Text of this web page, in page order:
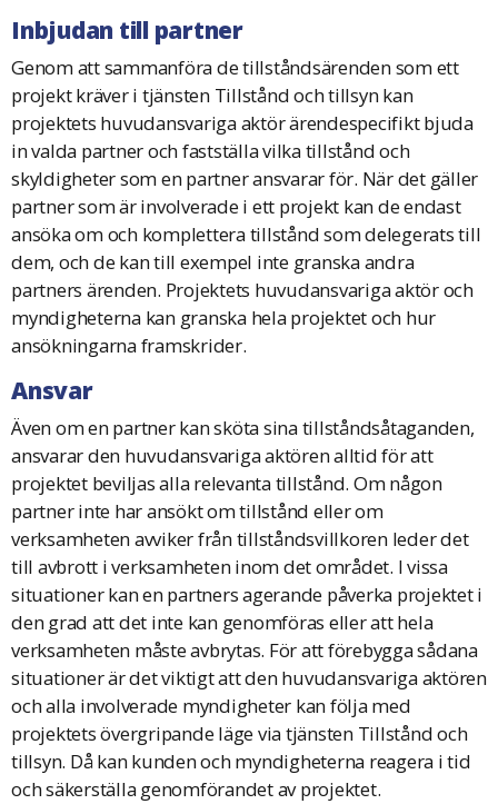
Inbjudan till partner
Genom att sammanföra de tillståndsärenden som ett
projekt kräver i tjänsten Tillstånd och tillsyn kan
projektets huvudansvariga aktör ärendespecifikt bjuda
in valda partner och fastställa vilka tillstånd och
skyldigheter som en partner ansvarar för. När det gäller
partner som är involverade i ett projekt kan de endast
ansöka om och komplettera tillstånd som delegerats till
dem, och de kan till exempel inte granska andra
partners ärenden. Projektets huvudansvariga aktör och
myndigheterna kan granska hela projektet och hur
ansökningarna framskrider.
Ansvar
Även om en partner kan sköta sina tillståndsåtaganden,
ansvarar den huvudansvariga aktören alltid för att
projektet beviljas alla relevanta tillstånd. Om någon
partner inte har ansökt om tillstånd eller om
verksamheten avviker från tillståndsvillkoren leder det
till avbrott i verksamheten inom det området. I vissa
situationer kan en partners agerande påverka projektet i
den grad att det inte kan genomföras eller att hela
verksamheten måste avbrytas. För att förebygga sådana
situationer är det viktigt att den huvudansvariga aktören
och alla involverade myndigheter kan följa med
projektets övergripande läge via tjänsten Tillstånd och
tillsyn. Då kan kunden och myndigheterna reagera i tid
och säkerställa genomförandet av projektet.